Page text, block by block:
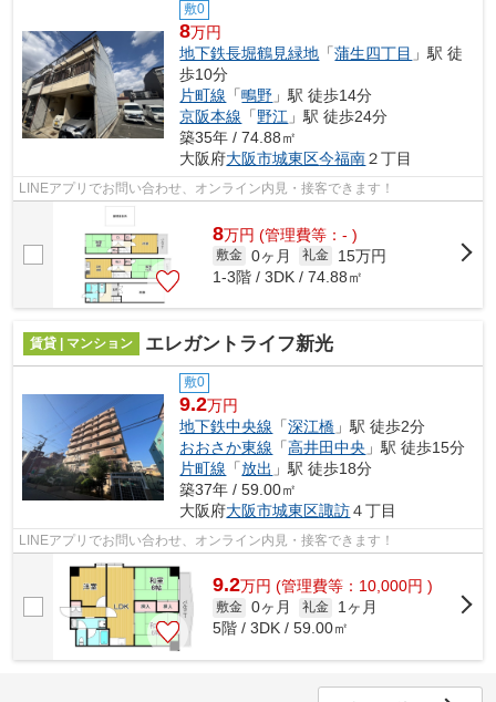
敷0
8万円
地下鉄長堀鶴見緑地 「蒲生四丁目 」駅 徒
歩10分
片町線 「鴫野 」駅 徒歩14分
京阪本線 「野江 」駅 徒歩24分
築35年 / 74.88㎡
大阪府大阪市城東区今福南２丁目
LINEアプリでお問い合わせ、オンライン内見・接客できます！
8万円 (管理費等：- )
敷金 0ヶ月 礼金
15万円
1-3階 / 3DK / 74.88㎡
賃貸 | マンション エレガントライフ新光
敷0
9.2万円
地下鉄中央線 「深江橋 」駅 徒歩2分
おおさか東線 「高井田中央 」駅 徒歩15分
片町線 「放出 」駅 徒歩18分
築37年 / 59.00㎡
大阪府大阪市城東区諏訪４丁目
LINEアプリでお問い合わせ、オンライン内見・接客できます！
9.2万円 (管理費等：10,000円 )
敷金 0ヶ月 礼金
1ヶ月
5階 / 3DK / 59.00㎡